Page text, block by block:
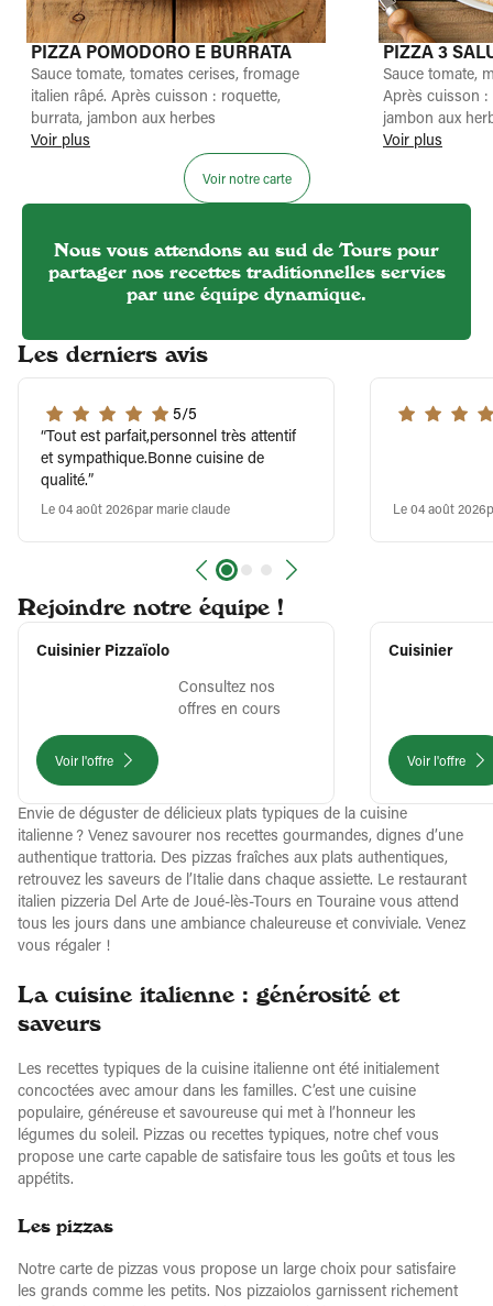
PIZZA POMODORO E BURRATA
Sauce tomate, tomates cerises, fromage
italien râpé. Après cuisson : roquette,
burrata, jambon aux herbes
Voir plus
PIZZA 3
Sauce tomate,
Après cuisson :
jambon aux
Voir plus
Voir notre carte
Nous vous attendons au sud de Tours pour
partager nos recettes traditionnelles servies
par une équipe dynamique.
Les derniers avis
5/5
Tout est parfait,personnel très attentif
et sympathique.Bonne cuisine de
qualité.
Le 04 août 2026par marie claude Le 04 août 2026
Rejoindre notre équipe !
Cuisinier Pizzaïolo
Consultez nos
offres en cours
Voir l'offre
Cuisinier
Voir l'offre
Envie de déguster de délicieux plats typiques de la cuisine
italienne ? Venez savourer nos recettes gourmandes, dignes d’une
authentique trattoria. Des pizzas fraîches aux plats authentiques,
retrouvez les saveurs de l’Italie dans chaque assiette. Le restaurant
italien pizzeria Del Arte de Joué-lès-Tours en Touraine vous attend
tous les jours dans une ambiance chaleureuse et conviviale. Venez
vous régaler !
La cuisine italienne : générosité et
saveurs
Les recettes typiques de la cuisine italienne ont été initialement
concoctées avec amour dans les familles. C’est une cuisine
populaire, généreuse et savoureuse qui met à l’honneur les
légumes du soleil. Pizzas ou recettes typiques, notre chef vous
propose une carte capable de satisfaire tous les goûts et tous les
appétits.
Les pizzas
Notre carte de pizzas vous propose un large choix pour satisfaire
les grands comme les petits. Nos pizzaiolos garnissent richement